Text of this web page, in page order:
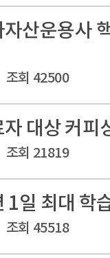
산운용사
조회 42500
대상 커피
조회 21819
1일 최대 학
조회 45518